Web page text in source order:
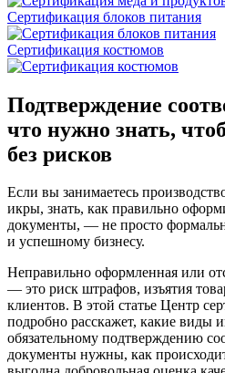
Сертификация блоков питания
Сертификация костюмов
Подтверждение
что нужно знать,
без рисков
Если вы занимаетесь
икры, знать, как правильно
документы, — не просто
и успешному бизнесу.
Неправильно оформленная или
— это риск штрафов, изъятия
клиентов. В этой статье Центр
подробно расскажет, какие виды
обязательному подтверждению
документы нужны, как